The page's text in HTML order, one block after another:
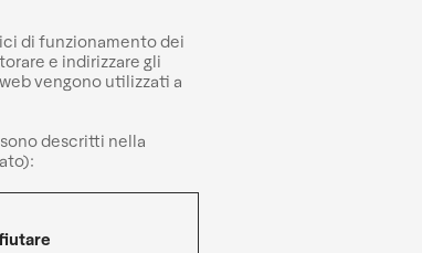
di funzionamento dei
e indirizzare gli
vengono utilizzati a
descritti nella